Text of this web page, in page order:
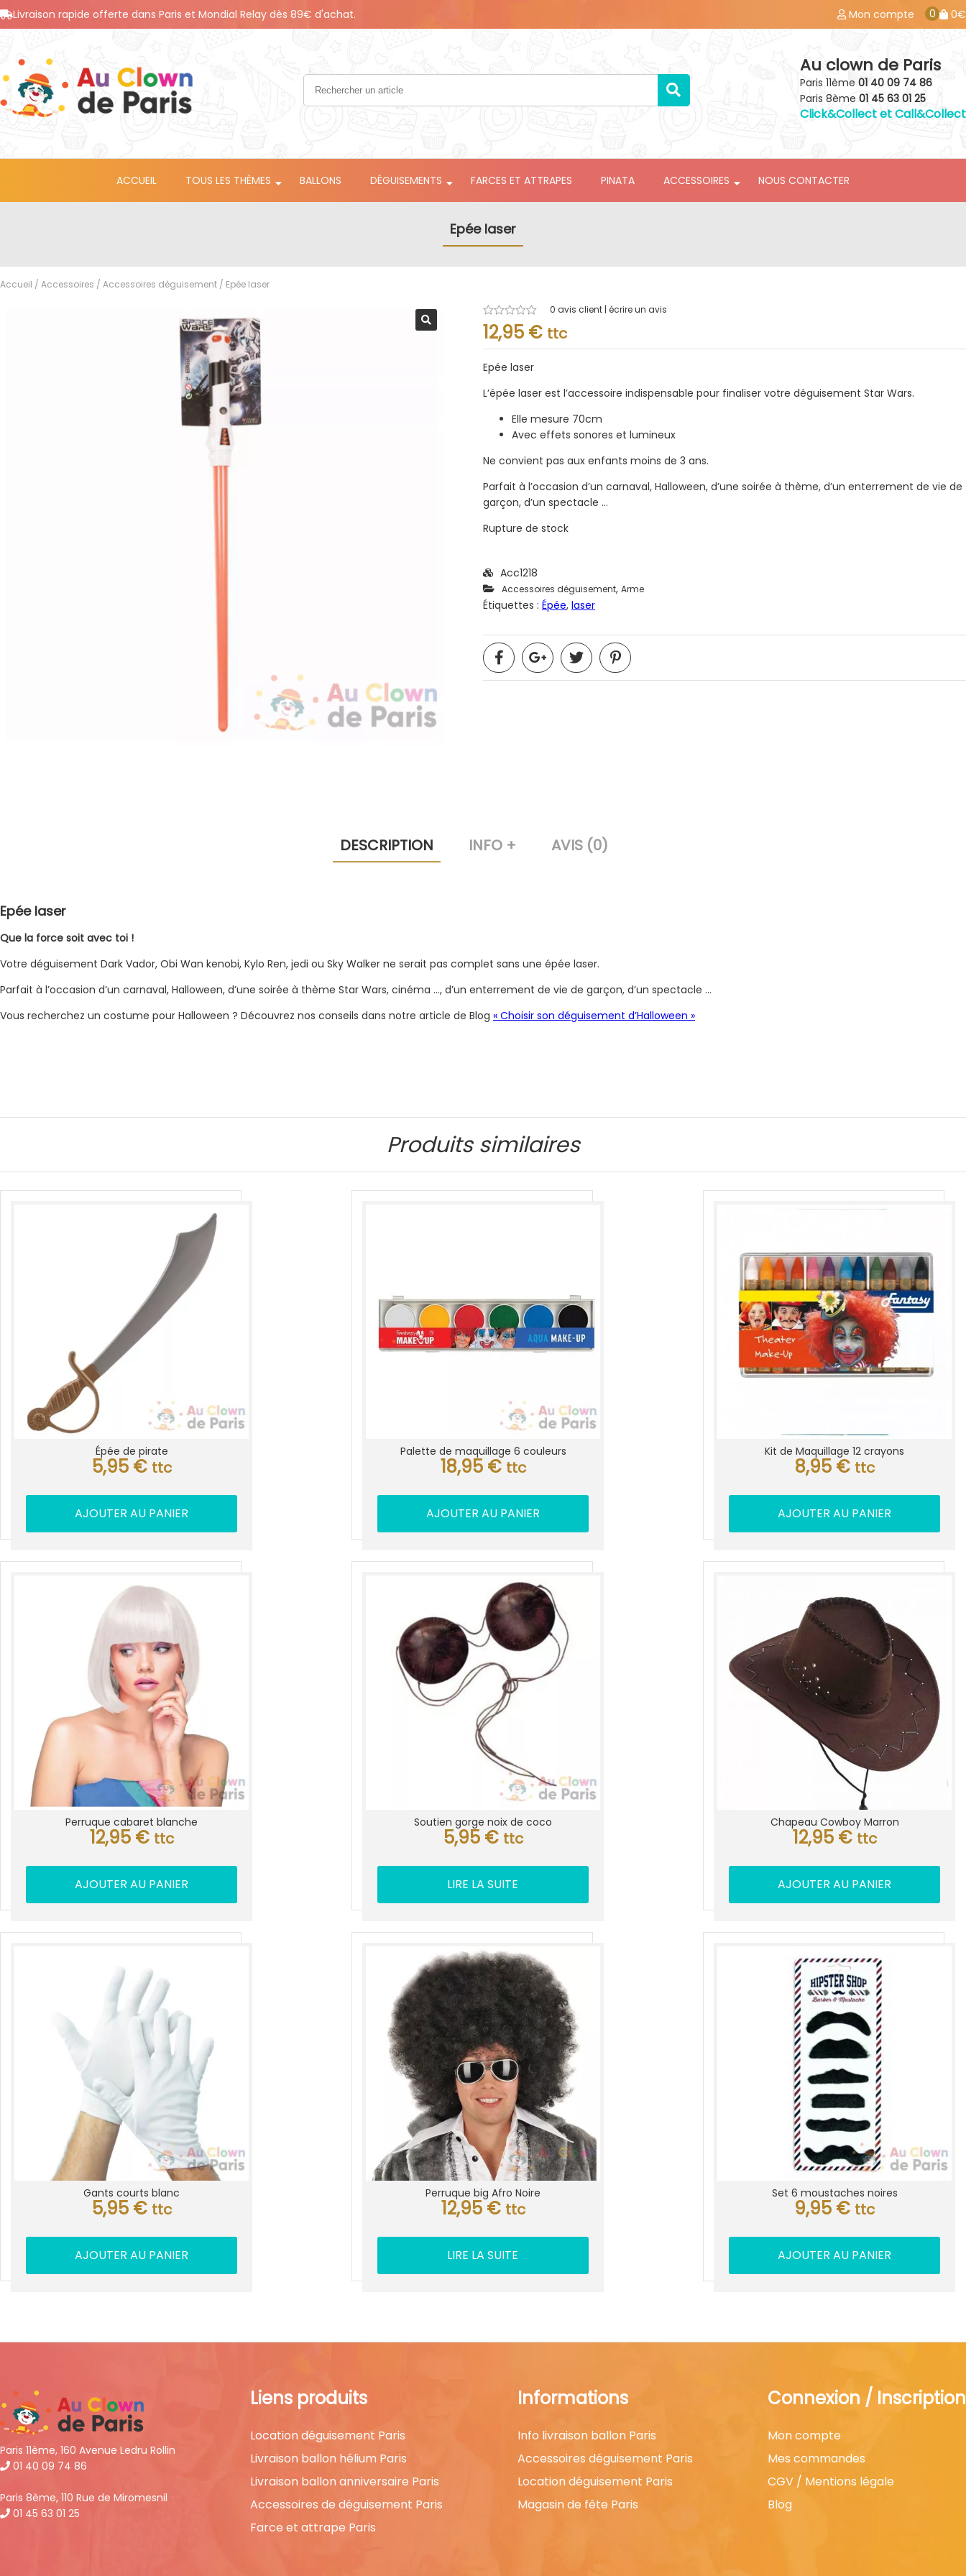
Livraison rapide offerte dans Paris et Mondial Relay dès 89€ d'achat. Mon compte 0 0€
Au clown de Paris
Paris 11ème 01 40 09 74 86
Paris 8ème 01 45 63 01 25
Click&Collect et Call&Collect
ACCUEIL TOUS LES THÈMES BALLONS DÉGUISEMENTS FARCES ET ATTRAPES PINATA ACCESSOIRES NOUS CONTACTER
Epée laser
Accueil / Accessoires / Accessoires déguisement / Epée laser
Note
0.001
0 avis client | écrire un avis
12,95 € ttc
Epée laser
L’épée laser est l’accessoire indispensable pour finaliser votre déguisement Star Wars.
Elle mesure 70cm
Avec effets sonores et lumineux
Ne convient pas aux enfants moins de 3 ans.
Parfait à l’occasion d’un carnaval, Halloween, d’une soirée à thème, d’un enterrement de vie de
garçon, d’un spectacle …
Rupture de stock
Acc1218
Accessoires déguisement, Arme
Étiquettes : Épée, laser
DESCRIPTION INFO + AVIS (0)
Epée laser
Que la force soit avec toi !
Votre déguisement Dark Vador, Obi Wan kenobi, Kylo Ren, jedi ou Sky Walker ne serait pas complet sans une épée laser.
Parfait à l’occasion d’un carnaval, Halloween, d’une soirée à thème Star Wars, cinéma …, d’un enterrement de vie de garçon, d’un spectacle …
Vous recherchez un costume pour Halloween ? Découvrez nos conseils dans notre article de Blog « Choisir son déguisement d’Halloween »
Produits similaires
Épée de pirate
5,95 € ttc
AJOUTER AU PANIER
Palette de maquillage 6 couleurs
18,95 € ttc
AJOUTER AU PANIER
Kit de Maquillage 12 crayons
8,95 € ttc
AJOUTER AU PANIER
Perruque cabaret blanche
12,95 € ttc
AJOUTER AU PANIER
Soutien gorge noix de coco
5,95 € ttc
LIRE LA SUITE
Chapeau Cowboy Marron
12,95 € ttc
AJOUTER AU PANIER
Gants courts blanc
5,95 € ttc
AJOUTER AU PANIER
Perruque big Afro Noire
12,95 € ttc
LIRE LA SUITE
Set 6 moustaches noires
9,95 € ttc
AJOUTER AU PANIER
Paris 11ème, 160 Avenue Ledru Rollin
01 40 09 74 86
Paris 8ème, 110 Rue de Miromesnil
01 45 63 01 25
Liens produits
Location déguisement Paris
Livraison ballon hélium Paris
Livraison ballon anniversaire Paris
Accessoires de déguisement Paris
Farce et attrape Paris
Informations
Info livraison ballon Paris
Accessoires déguisement Paris
Location déguisement Paris
Magasin de fête Paris
Connexion / Inscription
Mon compte
Mes commandes
CGV / Mentions légale
Blog